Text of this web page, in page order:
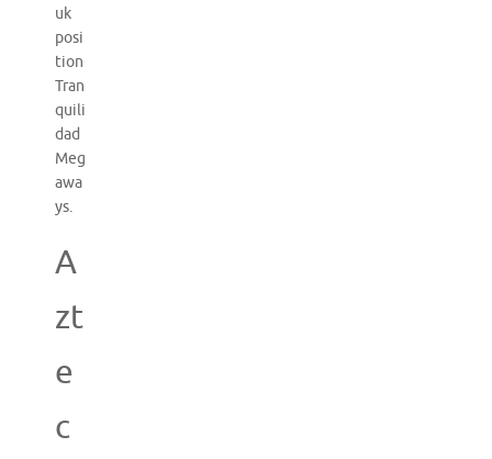
uk
posi
tion
Tran
quili
dad
Meg
awa
ys.
A
zt
e
c